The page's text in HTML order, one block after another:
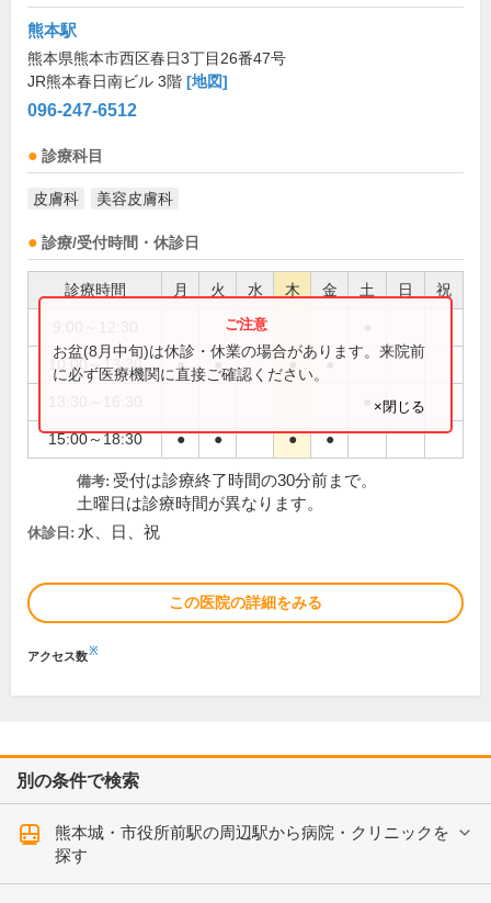
熊本駅
熊本県熊本市西区春日3丁目26番47号
JR熊本春日南ビル 3階 [地図]
096-247-6512
診療科目
皮膚科 美容皮膚科
診療/受付時間・休診日
診療時間 月 火 水 木 金 土 日 祝
10:00～13:30 ● ● ● ●
15:00～18:30 ● ● ● ●
お盆(8月中旬)は休診・休業の場合があります。来院前
に必ず医療機関に直接ご確認ください。
×閉じる
備考: 受付は診療終了時間の30分前まで。
土曜日は診療時間が異なります。
休診日: 水、日、祝
この医院の詳細をみる
アクセス数※
別の条件で検索
熊本城・市役所前駅の周辺駅から病院・クリニックを
探す